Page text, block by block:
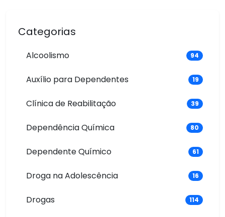
Categorias
Alcoolismo 94
Auxílio para Dependentes 19
Clínica de Reabilitação 39
Dependência Química 80
Dependente Químico 61
Droga na Adolescência 16
Drogas 114